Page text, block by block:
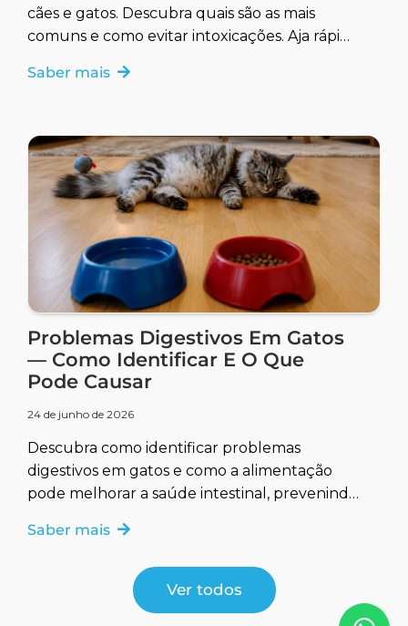
cães e gatos. Descubra quais são as mais
comuns e como evitar intoxicações. Aja rápido
Saber mais
Problemas Digestivos Em Gatos
— Como Identificar E O Que
Pode Causar
24 de junho de 2026
Descubra como identificar problemas
digestivos em gatos e como a alimentação
pode melhorar a saúde intestinal, prevenindo
Saber mais
Ver todos